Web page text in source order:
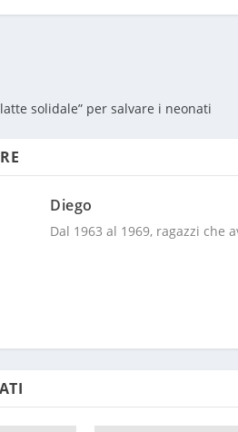
solidale” per salvare i neonati
Diego
Dal 1963 al 1969, ragazzi che